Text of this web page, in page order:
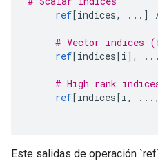
ref[indices, ...]
# Vector indices
ref[indices[i],
# High rank
ref[indices[i, ...,
Este salidas de operación